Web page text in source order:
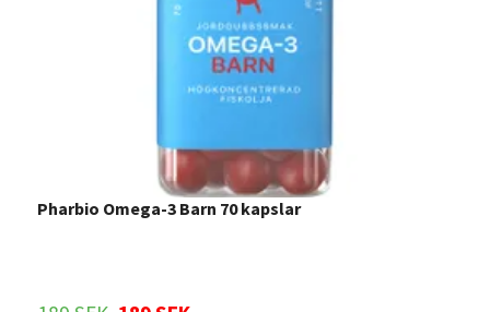
Pharbio Omega-3 Barn 70 kapslar